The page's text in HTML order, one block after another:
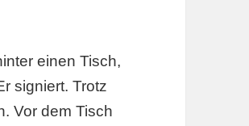
einen Tisch,
signiert. Trotz
Vor dem Tisch